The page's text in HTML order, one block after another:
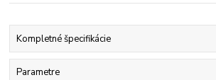
Kompletné špecifikácie
Parametre